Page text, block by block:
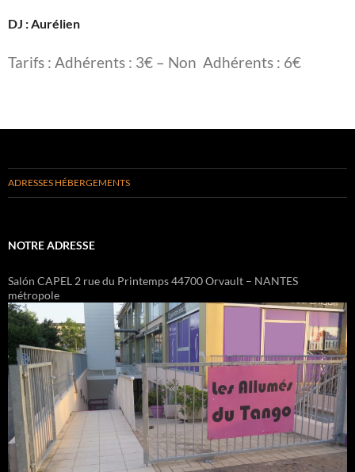
DJ : Aurélien
Tarifs : Adhérents : 3€ – Non Adhérents : 6€
ADRESSES HÉBERGEMENTS
NOTRE ADRESSE
Salón CAPEL 2 rue du Printemps 44700 Orvault – NANTES
métropole